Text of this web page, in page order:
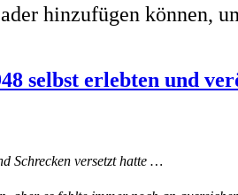
hinzufügen können,
selbst erlebten und
Schrecken versetzt hatte …